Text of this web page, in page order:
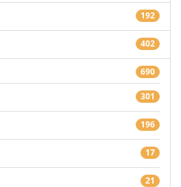
192
402
690
301
196
17
21